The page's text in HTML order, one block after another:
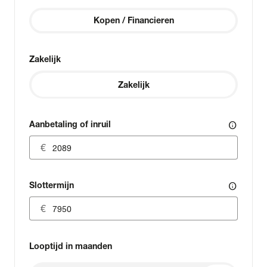
Kopen / Financieren
Zakelijk
Zakelijk
Aanbetaling of inruil info
Slottermijn info
Looptijd in maanden